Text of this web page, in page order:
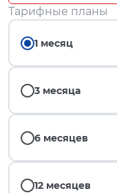
Тарифные планы
1 месяц
3 месяца
6 месяцев
12 месяцев